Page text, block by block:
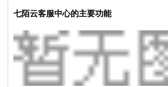
七陌云客服中心的主要功能